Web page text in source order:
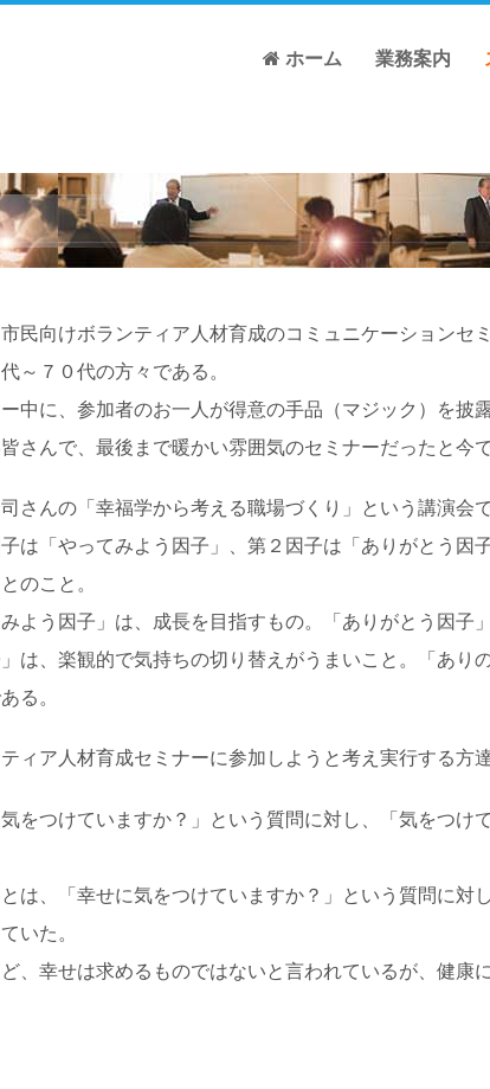
ホーム 業務案内
民向けボランティア人材育成のコミュニケーションセ
～７０代の方々である。
中に、参加者のお一人が得意の手品（マジック）を披
さんで、最後まで暖かい雰囲気のセミナーだったと今
さんの「幸福学から考える職場づくり」という講演会
は「やってみよう因子」、第２因子は「ありがとう因
のこと。
みよう因子」は、成長を目指すもの。「ありがとう因
は、楽観的で気持ちの切り替えがうまいこと。「あり
る。
ィア人材育成セミナーに参加しようと考え実行する方
気をつけていますか？」という質問に対し、「気をつ
は、「幸せに気をつけていますか？」という質問に
いた。
、幸せは求めるものではないと言われているが、健康